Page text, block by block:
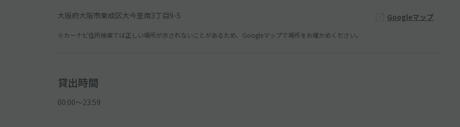
大阪府大阪市東成区大今里南3丁目9-5 Googleマップ
※カーナビ住所検索では正しい場所が示されないことがあるため、Googleマップで場所をお確かめください。
貸出時間
00:00〜23:59